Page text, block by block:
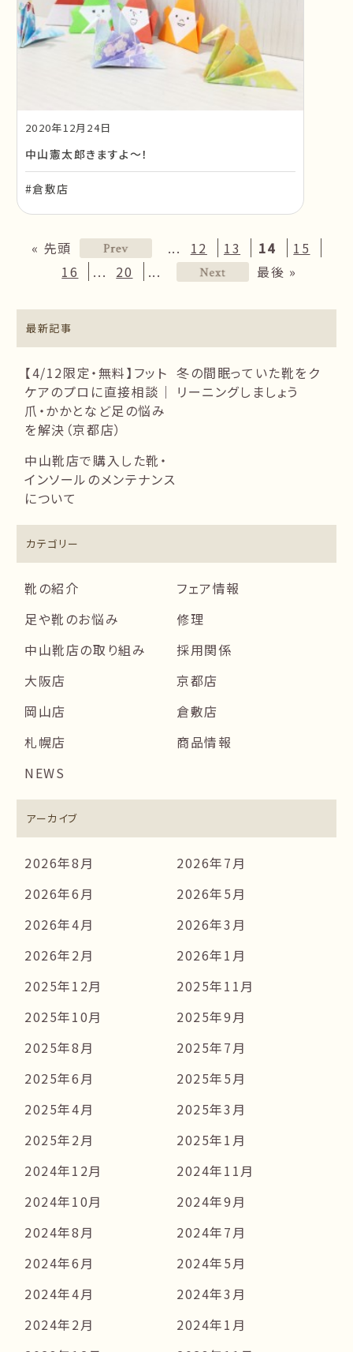
2020年12月24日
中山憲太郎きますよ〜！
#倉敷店
« 先頭 ... 12 13 14
15
16
... 20 ... 最後 »
最新記事
【4/12限定・無料】フット
ケアのプロに直接相談｜
爪・かかとなど足の悩み
を解決（京都店）
冬の間眠っていた靴をク
リーニングしましょう
中山靴店で購入した靴・
インソールのメンテナンス
について
カテゴリー
靴の紹介
フェア情報
足や靴のお悩み
修理
中山靴店の取り組み
採用関係
大阪店
京都店
岡山店
倉敷店
札幌店
商品情報
NEWS
アーカイブ
2026年8月
2026年7月
2026年6月
2026年5月
2026年4月
2026年3月
2026年2月
2026年1月
2025年12月
2025年11月
2025年10月
2025年9月
2025年8月
2025年7月
2025年6月
2025年5月
2025年4月
2025年3月
2025年2月
2025年1月
2024年12月
2024年11月
2024年10月
2024年9月
2024年8月
2024年7月
2024年6月
2024年5月
2024年4月
2024年3月
2024年2月
2024年1月